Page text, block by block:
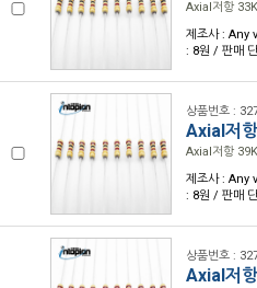
Axial저항
제조사 : Any
: 8원 / 판매
상품번호 :
Axial저
Axial저항
제조사 : Any
: 8원 / 판매
상품번호 :
Axial저